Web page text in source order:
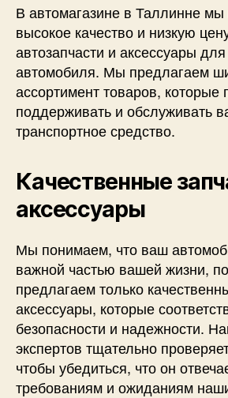
В автомагазине в Таллинне мы
высокое качество и низкую
автозапчасти и аксессуары
автомобиля. Мы предлагаем
ассортимент товаров, которые
поддерживать и обслуживать
транспортное средство.
Качественные
аксессуары
Мы понимаем, что ваш
важной частью вашей жизни,
предлагаем только
аксессуары, которые
безопасности и надежности.
экспертов тщательно
чтобы убедиться, что он
требованиям и ожиданиям